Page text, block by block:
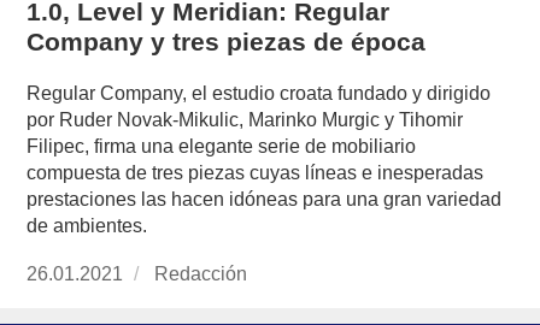
1.0, Level y Meridian: Regular
Company y tres piezas de época
Regular Company, el estudio croata fundado y dirigido
por Ruder Novak-Mikulic, Marinko Murgic y Tihomir
Filipec, firma una elegante serie de mobiliario
compuesta de tres piezas cuyas líneas e inesperadas
prestaciones las hacen idóneas para una gran variedad
de ambientes.
Publicado
26.01.2021 https://www.experimenta.es/author/redaccion/
Redacción